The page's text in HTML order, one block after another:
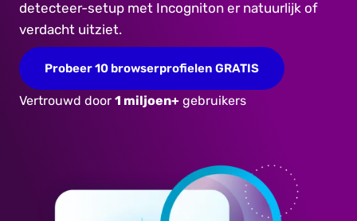
detecteer-setup met Incogniton er natuurlijk of
verdacht uitziet.
Probeer 10 browserprofielen GRATIS
Vertrouwd door 1 miljoen+ gebruikers